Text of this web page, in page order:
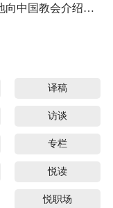
向中国教会介绍福
译稿
访谈
专栏
悦读
悦职场